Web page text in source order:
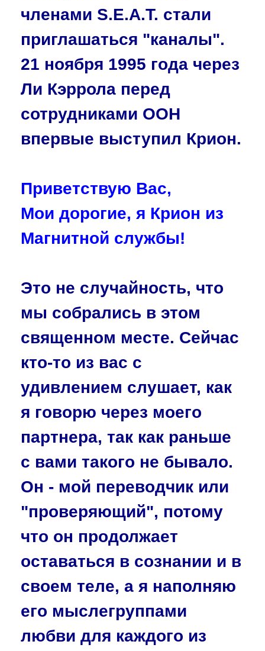
членами S.E.A.T. стали
приглашаться "каналы".
21 ноября 1995 года через
Ли Кэррола перед
сотрудниками ООН
впервые выступил Крион.
Приветствую Вас,
Мои дорогие, я Крион из
Магнитной службы!
Это не случайность, что
мы собрались в этом
священном месте. Сейчас
кто-то из вас с
удивлением слушает, как
я говорю через моего
партнера, так как раньше
с вами такого не бывало.
Он - мой переводчик или
"проверяющий", потому
что он продолжает
оставаться в сознании и в
своем теле, а я наполняю
его мыслегруппами
любви для каждого из